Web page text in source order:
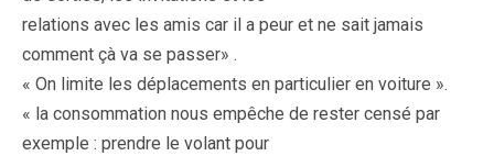
relations avec les amis car il a peur et ne sait jamais
comment çà va se passer» .
« On limite les déplacements en particulier en voiture ».
« la consommation nous empêche de rester censé par
exemple : prendre le volant pour